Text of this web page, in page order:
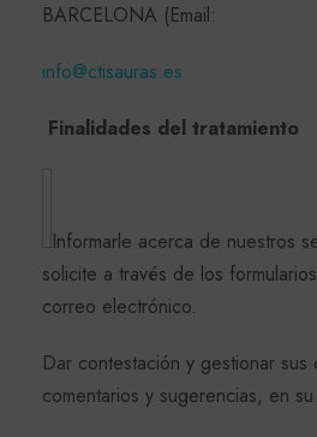
BARCELONA (Email:
info@ctisauras.es
Finalidades del tratamiento
Informarle acerca de nuestros
solicite a través de los
correo electrónico.
Dar contestación y gestionar sus
comentarios y sugerencias, en